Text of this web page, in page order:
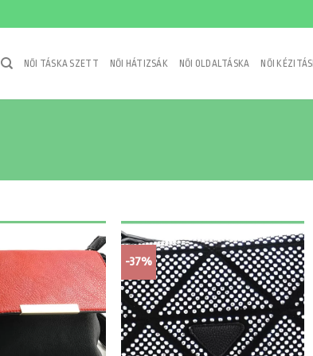
NŐI TÁSKA SZETT NŐI HÁTIZSÁK NŐI OLDALTÁSKA NŐI
-37%